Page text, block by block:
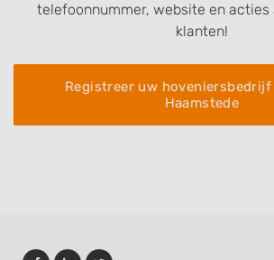
telefoonnummer, website en acties
klanten!
Registreer uw
Haamstede